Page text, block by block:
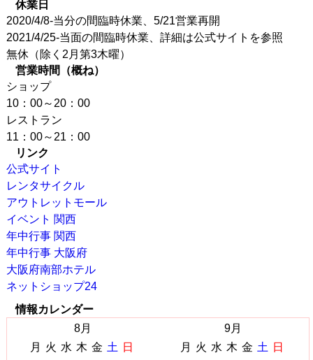
休業日
2020/4/8-当分の間臨時休業、5/21営業再開
2021/4/25-当面の間臨時休業、詳細は公式サイトを参照
無休（除く2月第3木曜）
営業時間（概ね）
ショップ
10：00～20：00
レストラン
11：00～21：00
リンク
公式サイト
レンタサイクル
アウトレットモール
イベント 関西
年中行事 関西
年中行事 大阪府
大阪府南部ホテル
ネットショップ24
情報カレンダー
8月
月
火 水 木 金 土
日
9月
月
火 水 木 金 土
日